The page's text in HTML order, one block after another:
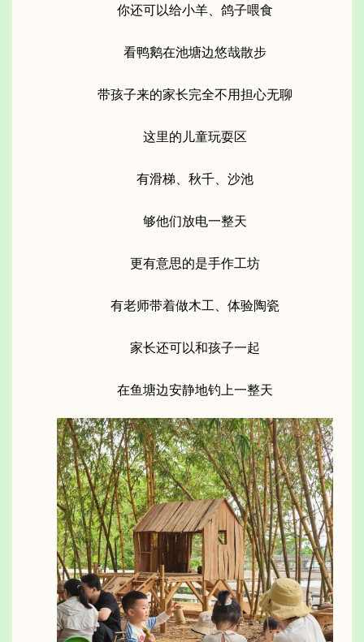
你还可以给小羊、鸽子喂食
看鸭鹅在池塘边悠哉散步
带孩子来的家长完全不用担心无聊
这里的儿童玩耍区
有滑梯、秋千、沙池
够他们放电一整天
更有意思的是手作工坊
有老师带着做木工、体验陶瓷
家长还可以和孩子一起
在鱼塘边安静地钓上一整天